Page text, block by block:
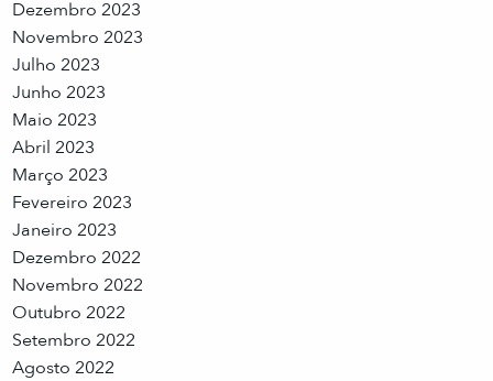
Dezembro 2023
Novembro 2023
Julho 2023
Junho 2023
Maio 2023
Abril 2023
Março 2023
Fevereiro 2023
Janeiro 2023
Dezembro 2022
Novembro 2022
Outubro 2022
Setembro 2022
Agosto 2022